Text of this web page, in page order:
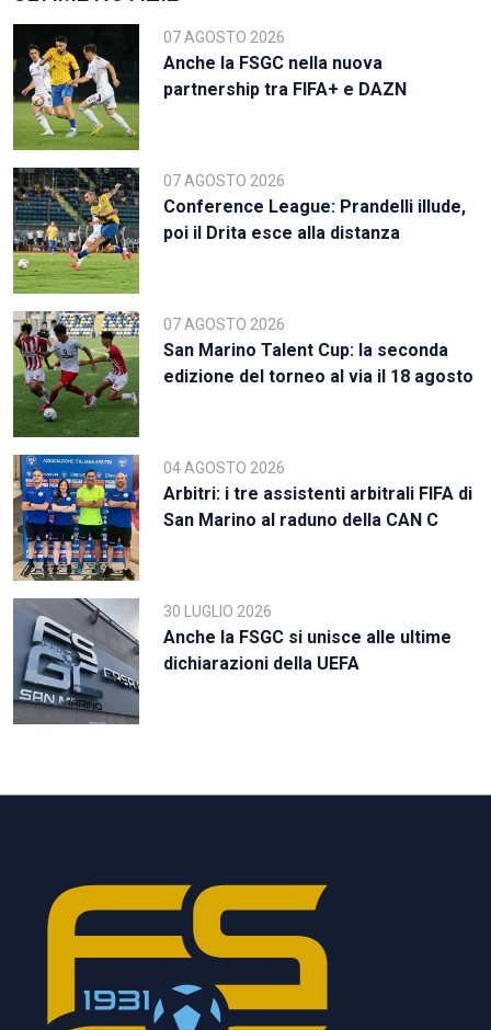
07 AGOSTO 2026
Anche la FSGC nella nuova
partnership tra FIFA+ e DAZN
07 AGOSTO 2026
Conference League: Prandelli illude,
poi il Drita esce alla distanza
07 AGOSTO 2026
San Marino Talent Cup: la seconda
edizione del torneo al via il 18 agosto
04 AGOSTO 2026
Arbitri: i tre assistenti arbitrali FIFA di
San Marino al raduno della CAN C
30 LUGLIO 2026
Anche la FSGC si unisce alle ultime
dichiarazioni della UEFA